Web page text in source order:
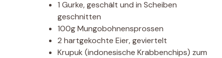
1 Gurke, geschält und in Scheiben
geschnitten
100g Mungobohnensprossen
2 hartgekochte Eier, geviertelt
Krupuk (indonesische Krabbenchips) zum